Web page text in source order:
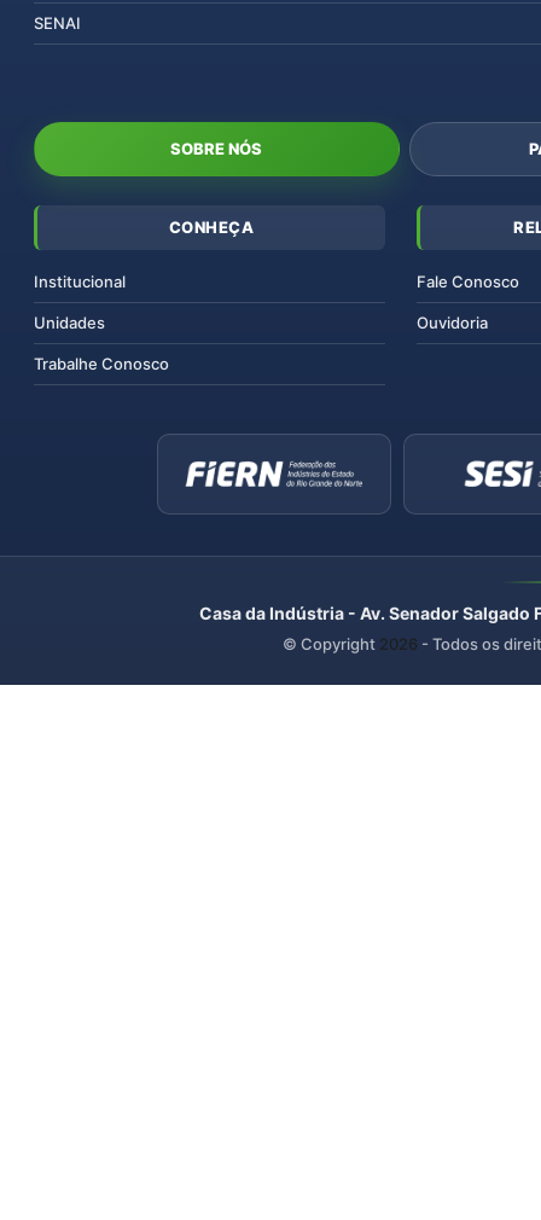
SENAI
SOBRE NÓS
CONHEÇA
Institucional
Unidades
Trabalhe Conosco
Fale Conosco
Ouvidoria
Casa da Indústria - Av. Senador
© Copyright 2026 - Todos os